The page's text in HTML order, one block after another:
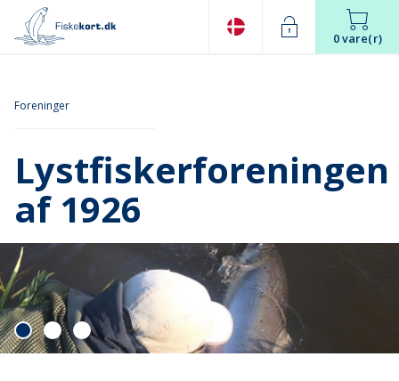
0 vare(r)
Foreninger
Lystfiskerforeningen
af 1926